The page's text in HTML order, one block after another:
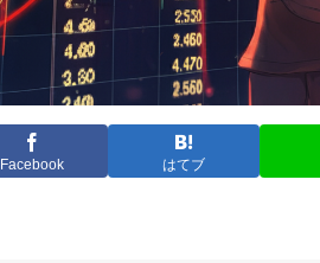
Facebook はてブ